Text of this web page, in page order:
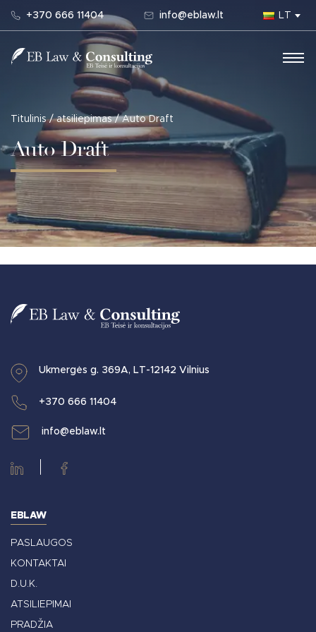
+370 666 11404 info@eblaw.lt LT
Main Navigation
Titulinis / atsiliepimas / Auto Draft
Auto Draft
Ukmergės g. 369A, LT-12142 Vilnius
+370 666 11404
info@eblaw.lt
EBLAW
PASLAUGOS
KONTAKTAI
D.U.K.
ATSILIEPIMAI
PRADŽIA